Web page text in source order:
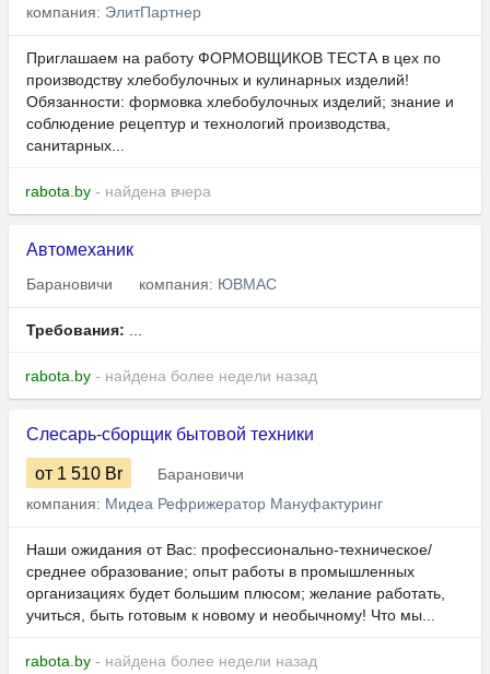
компания: ЭлитПартнер
Приглашаем на работу ФОРМОВЩИКОВ ТЕСТА в цех по
производству хлебобулочных и кулинарных изделий!
Обязанности: формовка хлебобулочных изделий; знание и
соблюдение рецептур и технологий производства,
санитарных...
rabota.by - найдена вчера
Автомеханик
Барановичи компания: ЮВМАС
Требования: ...
rabota.by - найдена более недели назад
Слесарь-сборщик бытовой техники
от 1 510 Br
Барановичи
компания: Мидеа Рефрижератор Мануфактуринг
Наши ожидания от Вас: профессионально-техническое/
среднее образование; опыт работы в промышленных
организациях будет большим плюсом; желание работать,
учиться, быть готовым к новому и необычному! Что мы...
rabota.by - найдена более недели назад